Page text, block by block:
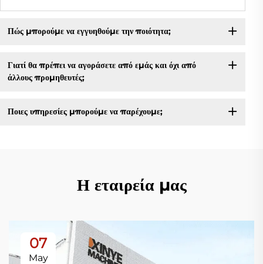
Πώς μπορούμε να εγγυηθούμε την ποιότητα;
Γιατί θα πρέπει να αγοράσετε από εμάς και όχι από
άλλους προμηθευτές;
Ποιες υπηρεσίες μπορούμε να παρέχουμε;
Η εταιρεία μας
07
May